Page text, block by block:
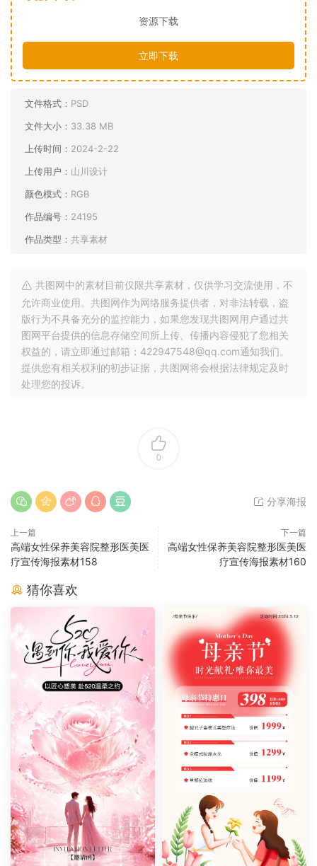
资源下载
立即下载
文件格式： PSD
文件大小： 33.38 MB
上传时间： 2024-2-22
上传用户： 山川设计
颜色模式： RGB
作品编号： 24195
作品类型： 共享素材
共图网中的素材目前仅限共享素材，仅供学习交流使用，不
允许商业使用。共图网作为网络服务提供者，对非法转载，盗
版行为不具备充分的监控能力，如果您发现共图网用户通过共
图网平台提供的信息存储空间所上传、传播内容侵犯了您相关
权益的，请立即通过邮箱：422947548@qq.com通知我们。
提供您有相关权利的初步证据，共图网将会根据法律规定及时
处理您的投诉。
0
分享海报
上一篇
高端女性保养美容院整形医美医
疗宣传海报素材158
下一篇
高端女性保养美容院整形医美医
疗宣传海报素材160
猜你喜欢